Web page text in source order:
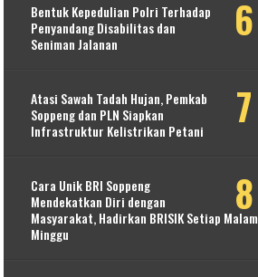
Bentuk Kepedulian Polri Terhadap
Penyandang Disabilitas dan
Seniman Jalanan
Atasi Sawah Tadah Hujan, Pemkab
Soppeng dan PLN Siapkan
Infrastruktur Kelistrikan Petani
Cara Unik BRI Soppeng
Mendekatkan Diri dengan
Masyarakat, Hadirkan BRISIK Setiap Malam
Minggu